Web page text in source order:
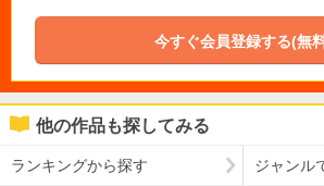
今すぐ会員登録する(無
他の作品も探してみる
ランキングから探す ジャンル